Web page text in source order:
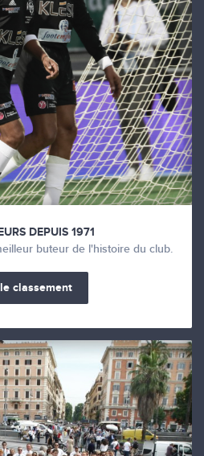
DEPUIS 1971
buteur de l'histoire du club.
classement